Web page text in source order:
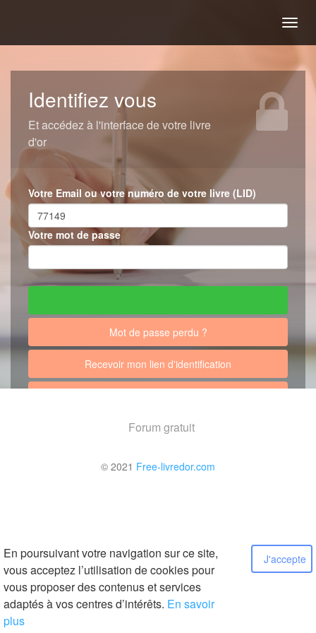
En poursuivant votre navigation sur ce site,
vous acceptez l’utilisation de cookies pour
vous proposer des contenus et services
adaptés à vos centres d’intérêts. En savoir
plus
J'accepte
Identifiez vous
Et accédez à l'interface de votre livre
d'or
Votre Email ou votre numéro de votre livre (LID)
Votre mot de passe
Mot de passe perdu ?
Recevoir mon lien d'identification
Forum gratuit
© 2021 Free-livredor.com